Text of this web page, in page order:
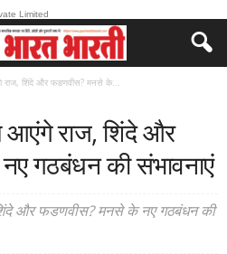
Limited
राज, शिंदे और फडणवीस? मनसे के...
आएंगे राज, शिंदे और
गठबंधन की संभावनाएं
और फडणवीस? मनसे के नए गठबंधन की